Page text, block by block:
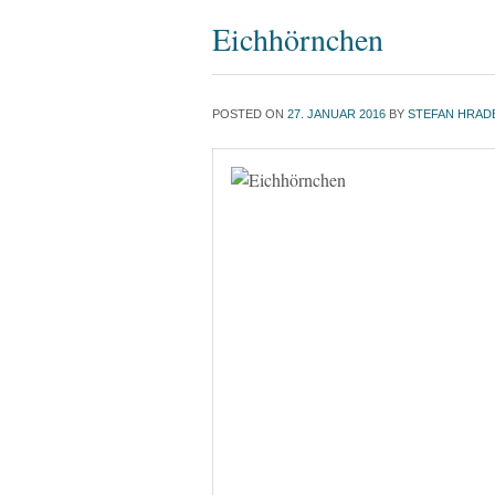
Eichhörnchen
POSTED ON 27. JANUAR 2016 BY STEFAN